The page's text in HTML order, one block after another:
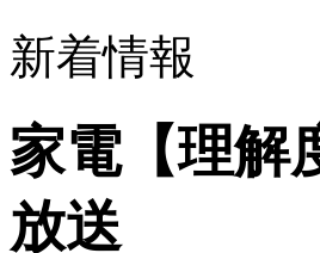
新着情報
家電【理解
放送